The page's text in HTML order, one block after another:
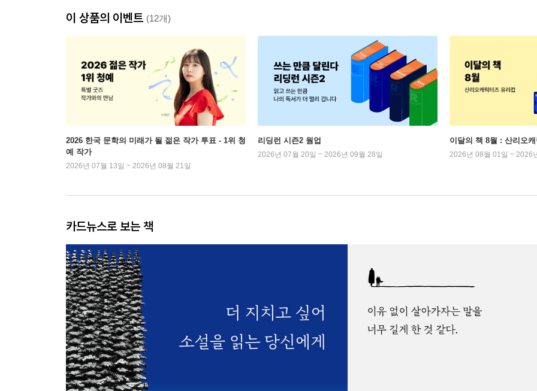
이 상품의 이벤트 (12개)
2026 한국 문학의 미래가 될 젊은 작가 투표 - 1위 청
예 작가
2026년 07월 13일 ~ 2026년 08월 21일
리딩런 시즌2 웜업
2026년 07월 20일 ~ 2026년 09월 28일
이달의 책 8월 : 산리오
2026년 08월 01일 ~ 2026
카드뉴스로 보는 책